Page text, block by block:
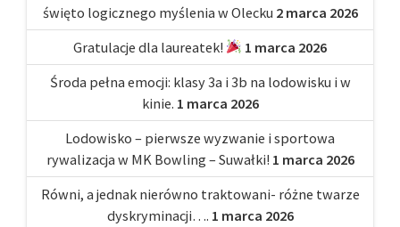
święto logicznego myślenia w Olecku 2 marca 2026
Gratulacje dla laureatek!
1 marca 2026
Środa pełna emocji: klasy 3a i 3b na lodowisku i w
kinie. 1 marca 2026
Lodowisko – pierwsze wyzwanie i sportowa
rywalizacja w MK Bowling – Suwałki! 1 marca 2026
Równi, a jednak nierówno traktowani- różne twarze
dyskryminacji…. 1 marca 2026